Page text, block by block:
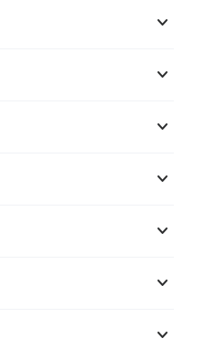
keyboard_arrow_down
keyboard_arrow_down
keyboard_arrow_down
keyboard_arrow_down
keyboard_arrow_down
keyboard_arrow_down
keyboard_arrow_down